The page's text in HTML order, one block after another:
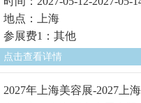
地点：上海
参展费1：其他
点击查看详情
2027年上海美容展-2027上